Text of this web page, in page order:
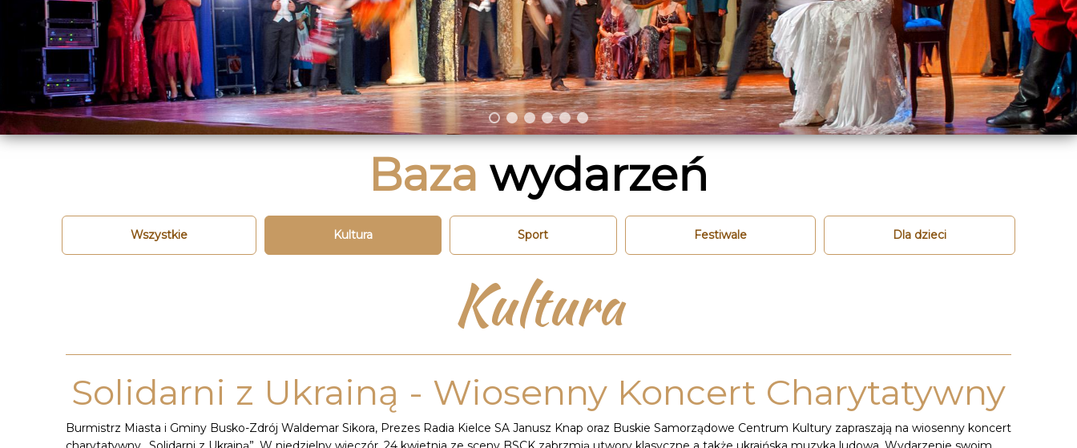
Baza wydarzeń
Wszystkie Kultura Sport Festiwale Dla dzieci
Kultura
Solidarni z Ukrainą - Wiosenny Koncert Charytatywny
Burmistrz Miasta i Gminy Busko-Zdrój Waldemar Sikora, Prezes Radia Kielce SA Janusz Knap oraz Buskie Samorządowe Centrum Kultury zapraszają na wiosenny koncert